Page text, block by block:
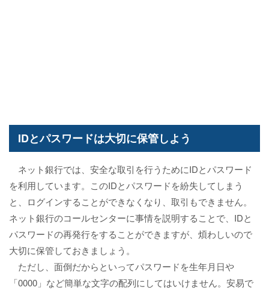
IDとパスワードは大切に保管しよう
ネット銀行では、安全な取引を行うためにIDとパスワード
を利用しています。このIDとパスワードを紛失してしまう
と、ログインすることができなくなり、取引もできません。
ネット銀行のコールセンターに事情を説明することで、IDと
パスワードの再発行をすることができますが、煩わしいので
大切に保管しておきましょう。
ただし、面倒だからといってパスワードを生年月日や
「0000」など簡単な文字の配列にしてはいけません。安易で